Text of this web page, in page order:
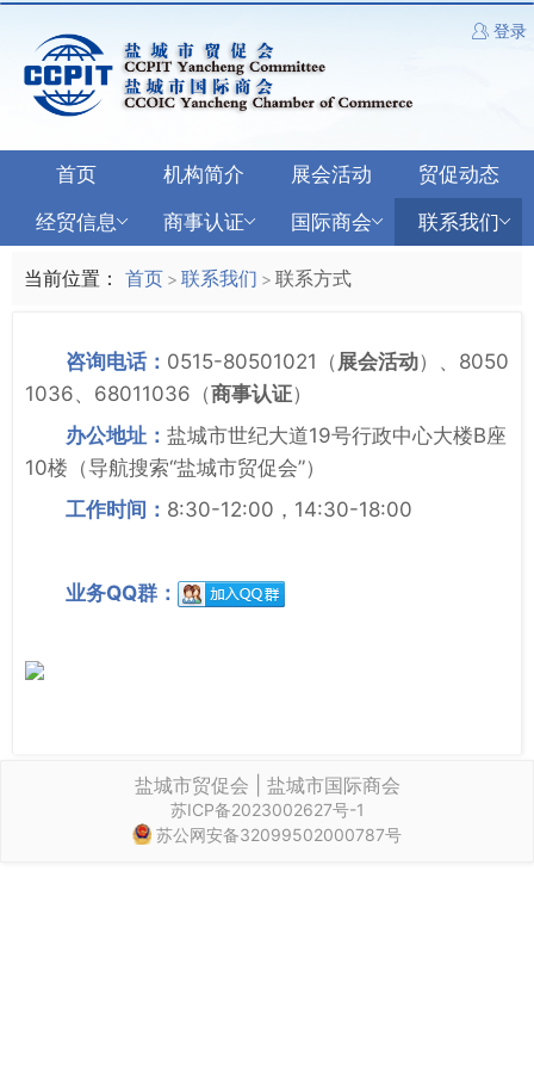
登录
首页 机构简介 展会活动
贸促动态
经贸信息
商事认证 国际商会 联系我们
当前位置： 首页 > 联系我们 > 联系方式
咨询电话： 0515-80501021（ 展会活动）、8050
1036、68011036（商事认证）
办公地址： 盐城市世纪大道19号行政中心大楼B座
10楼（导航搜索“盐城市贸促会”）
工作时间： 8:30-12:00，14:30-18:00
业务QQ群：
盐城市贸促会 | 盐城市国际商会
苏ICP备2023002627号-1
苏公网安备32099502000787号